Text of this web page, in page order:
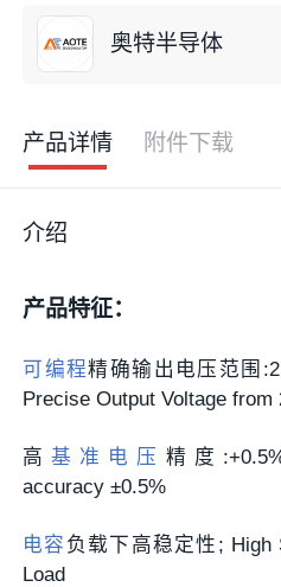
奥特半导体
产品详情 附件下载
介绍
产品特征：
可编程精确输出电压范围
Precise Output Voltage from
高基准电压 精度
accuracy ±0.5%
电容 负载下高稳定性; High
Load